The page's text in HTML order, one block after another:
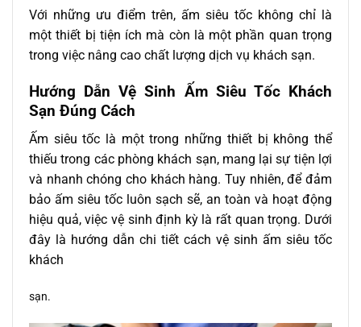
Với những ưu điểm trên, ấm siêu tốc không chỉ là
một thiết bị tiện ích mà còn là một phần quan trọng
trong việc nâng cao chất lượng dịch vụ khách sạn.
Hướng Dẫn Vệ Sinh Ấm Siêu Tốc Khách
Sạn Đúng Cách
Ấm siêu tốc là một trong những thiết bị không thể
thiếu trong các phòng khách sạn, mang lại sự tiện lợi
và nhanh chóng cho khách hàng. Tuy nhiên, để đảm
bảo ấm siêu tốc luôn sạch sẽ, an toàn và hoạt động
hiệu quả, việc vệ sinh định kỳ là rất quan trọng. Dưới
đây là hướng dẫn chi tiết cách vệ sinh ấm siêu tốc
khách
sạn.